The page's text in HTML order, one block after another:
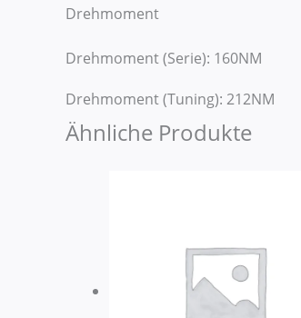
Drehmoment
Drehmoment (Serie): 160NM
Drehmoment (Tuning): 212NM
Ähnliche Produkte